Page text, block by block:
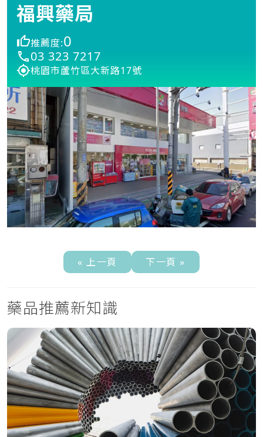
福興藥局
推薦度:0
03 323 7217
桃園市蘆竹區大新路17號
« 上一頁 下一頁 »
藥品推薦新知識